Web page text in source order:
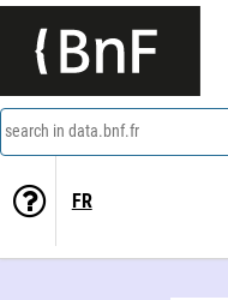
search in data.bnf.fr
FR